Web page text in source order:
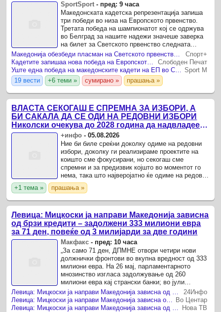
SportSport - пред: 9 часа
Македонската кадетска репрезентација запиша
три победи во низа на Европското првенство.
Третата победа на шампионатот кој се одржува
во Белград за нашите надежи значеше заверка
на билет за Светското првенство следната
година.
Македонија обезбеди пласман на Светското првенство (ВИДЕО)
Спорт+
Кадетите запишаа нова победа на Европското ракометно првенство
Слободен Печат
Уште една победа на македонските кадети на ЕП во Србија! Sport M
19 вести
+6 теми » сумирано » прашања »
ВЛАСТА СЕКОГАШ Е СПРЕМНА ЗА ИЗБОРИ, А
БИ САКАЛА ДА СЕ ОДИ НА РЕДОВНИ ИЗБОРИ
Николски очекува до 2028 година да надвладее
разумот за Изборниот законик
+инфо -05.08.2026
Ние би биле среќни доколку одиме на редовни
избори, доколку ги реализираме проектите на
коишто сме фокусирани, но секогаш сме
спремни и за предизвик којшто во моментот го
нема, така што најверојатно ќе одиме на редовни
избори, изјави Николоски за ТВ Канал 5.
+1 тема » прашања »
Левица: Мицкоски ја направи Македонија зависна
од брзи кредити – задолжени 333 милиони евра
за 71 ден, повеќе од 3 милијарди за две години
Макфакс - пред: 10 часа
„За само 71 ден, ДПМНЕ отвори четири нови
должнички фронтови во вкупна вредност од 333
милиони евра. На 26 мај, парламентарното
мнозинство изгласа задолжување од 260
милиони евра кај странски банки; во јули
Владата извлече седум милиони евра од М-НАВ
за да ја крпи ликвидноста на ...
24Инфо
Во Центар
Нова ТВ